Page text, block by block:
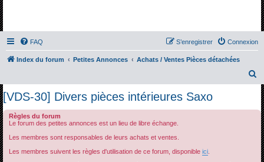
FAQ Connexion
S’enregistrer
Index du forum Petites Annonces
Achats / Ventes Pièces détachées
[VDS-30] Divers pièces intérieures Saxo
Règles du forum
Le forum des petites annonces est un lieu de libre échange.
Les membres sont responsables de leurs achats et ventes.
Les membres suivent les règles d'utilisation de ce forum, disponible ici